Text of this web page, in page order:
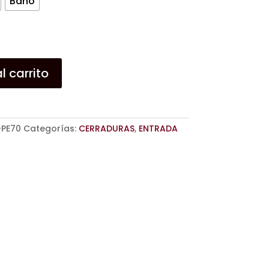
carrito
Categorías: CERRADURAS, ENTRADA